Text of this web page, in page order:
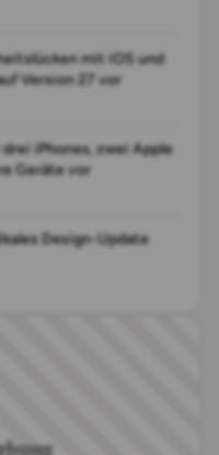
mit iOS und
Version 27 vor
iPhones, zwei Apple
Geräte vor
Design-Update